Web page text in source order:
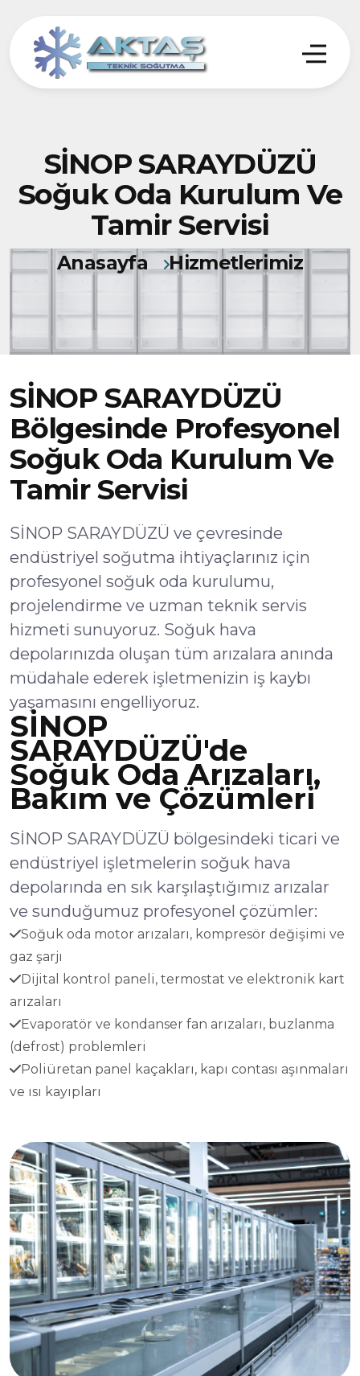
SİNOP SARAYDÜZÜ
Soğuk Oda Kurulum Ve
Tamir Servisi
Anasayfa Hizmetlerimiz
SİNOP SARAYDÜZÜ
Bölgesinde Profesyonel
Soğuk Oda Kurulum Ve
Tamir Servisi
SİNOP SARAYDÜZÜ ve çevresinde
endüstriyel soğutma ihtiyaçlarınız için
profesyonel soğuk oda kurulumu,
projelendirme ve uzman teknik servis
hizmeti sunuyoruz. Soğuk hava
depolarınızda oluşan tüm arızalara anında
müdahale ederek işletmenizin iş kaybı
yaşamasını engelliyoruz.
SİNOP
SARAYDÜZÜ'de
Soğuk Oda Arızaları,
Bakım ve Çözümleri
SİNOP SARAYDÜZÜ bölgesindeki ticari ve
endüstriyel işletmelerin soğuk hava
depolarında en sık karşılaştığımız arızalar
ve sunduğumuz profesyonel çözümler:
Soğuk oda motor arızaları, kompresör değişimi ve
gaz şarjı
Dijital kontrol paneli, termostat ve elektronik kart
arızaları
Evaporatör ve kondanser fan arızaları, buzlanma
(defrost) problemleri
Poliüretan panel kaçakları, kapı contası aşınmaları
ve ısı kayıpları